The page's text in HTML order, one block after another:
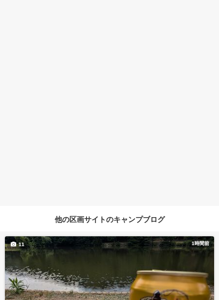
他の区画サイトのキャンプブログ
1時間前
11